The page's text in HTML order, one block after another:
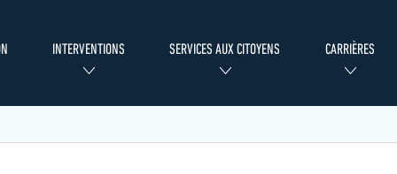
INTERVENTIONS SERVICES AUX CITOYENS CARRIÈRES